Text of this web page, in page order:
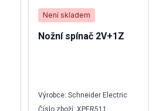
Není skladem
Nožní spínač 2V+1Z
Výrobce: Schneider Electric
Číslo zboží: XPER511